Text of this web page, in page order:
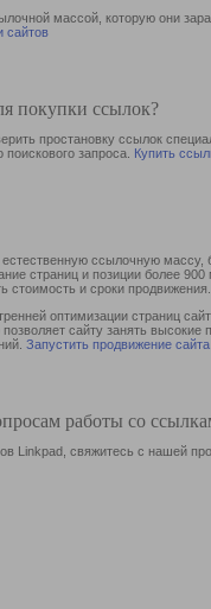
массой, которую они
сайтов
покупки ссылок?
простановку ссылок
запроса. Купить
ссылочную
страниц и позиции более
стоимость и сроки продвижения.
оптимизации страниц
сайту занять
Запустить продвижение сайта
работы со
Linkpad, свяжитесь с нашей